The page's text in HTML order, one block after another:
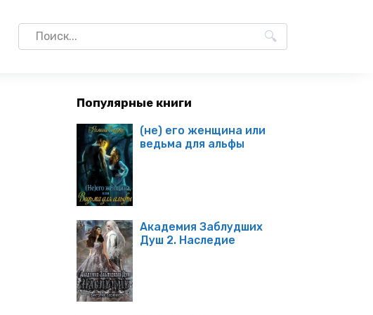
Search
for:
Популярные книги
(не) его женщина или
ведьма для альфы
Академия Заблудших
Душ 2. Наследие